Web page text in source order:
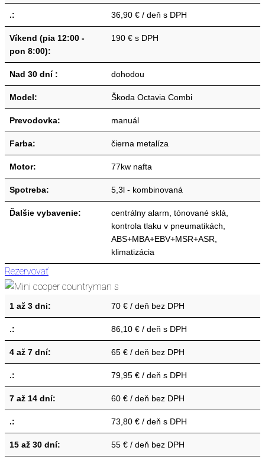
.: 36,90 € / deň s DPH
Víkend (pia 12:00 -
pon 8:00):
190 € s DPH
Nad 30 dní : dohodou
Model: Škoda Octavia Combi
Prevodovka: manuál
Farba: čierna metalíza
Motor: 77kw nafta
Spotreba: 5,3l - kombinovaná
Ďalšie vybavenie:
centrálny alarm, tónované sklá,
kontrola tlaku v pneumatikách,
ABS+MBA+EBV+MSR+ASR,
klimatizácia
Rezervovať
1 až 3 dni: 70 € / deň bez DPH
.: 86,10 € / deň s DPH
4 až 7 dní: 65 € / deň bez DPH
.: 79,95 € / deň s DPH
7 až 14 dní: 60 € / deň bez DPH
.: 73,80 € / deň s DPH
15 až 30 dní: 55 € / deň bez DPH